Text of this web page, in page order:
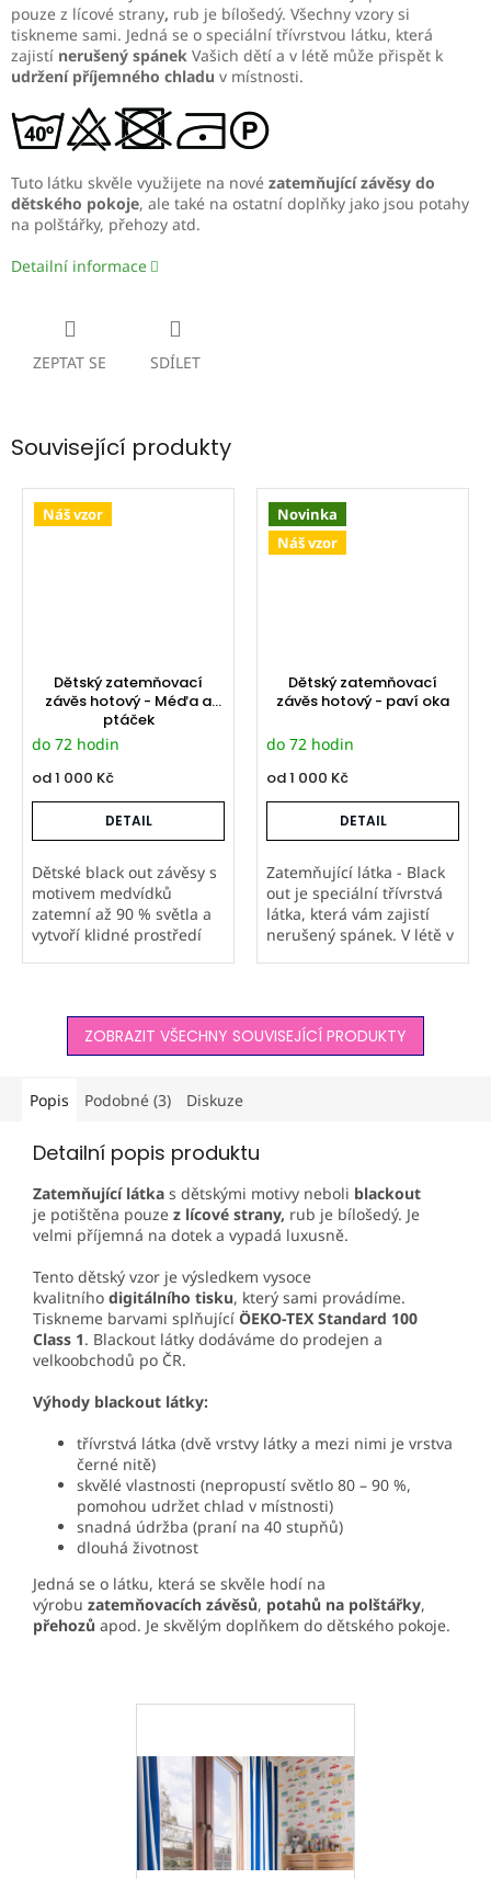
pouze z lícové strany, rub je bílošedý. Všechny vzory si
tiskneme sami. Jedná se o speciální třívrstvou látku, která
zajistí nerušený spánek Vašich dětí a v létě může přispět k
udržení příjemného chladu v místnosti.
Tuto látku skvěle využijete na nové zatemňující závěsy do
dětského pokoje, ale také na ostatní doplňky jako jsou potahy
na polštářky, přehozy atd.
Detailní informace
ZEPTAT SE SDÍLET
Související produkty
Náš vzor
Dětský zatemňovací
závěs hotový - Méďa a
ptáček
do 72 hodin
od1 000 Kč
DETAIL
Dětské black out závěsy s
motivem medvídků
zatemní až 90 % světla a
vytvoří klidné prostředí
výroba Orbytex a
bezpečné barvy...
Novinka
Náš vzor
Dětský zatemňovací
závěs hotový - paví oka
do 72 hodin
od1 000 Kč
DETAIL
Zatemňující látka - Black
out je speciální třívrstvá
látka, která vám zajistí
nerušený spánek. V létě v
tepla. Závěsy z této...
ZOBRAZIT VŠECHNY SOUVISEJÍCÍ PRODUKTY
Popis Podobné (3) Diskuze
Detailní popis produktu
Zatemňující látka s dětskými motivy neboli blackout
je potištěna pouze z lícové strany, rub je bílošedý. Je
velmi příjemná na dotek a vypadá luxusně.
Tento dětský vzor je výsledkem vysoce
kvalitního digitálního tisku, který sami provádíme.
Tiskneme barvami splňující ÖEKO-TEX Standard 100
Class 1. Blackout látky dodáváme do prodejen a
velkoobchodů po ČR.
Výhody blackout látky:
třívrstvá látka (dvě vrstvy látky a mezi nimi je vrstva
černé nitě)
skvělé vlastnosti (nepropustí světlo 80 – 90 %,
pomohou udržet chlad v místnosti)
snadná údržba (praní na 40 stupňů)
dlouhá životnost
Jedná se o látku, která se skvěle hodí na
výrobu zatemňovacích závěsů, potahů na polštářky,
přehozů apod. Je skvělým doplňkem do dětského pokoje.